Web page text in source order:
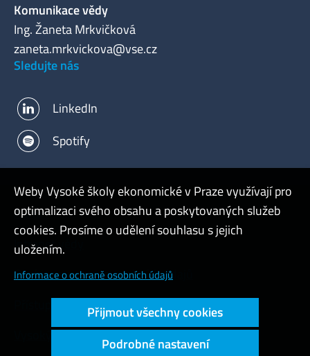
Komunikace vědy
Ing. Žaneta Mrkvičková
zaneta.mrkvickova@vse.cz
Sledujte nás
LinkedIn
Spotify
Admin
Intranet vědy
Cookies a ochrana osobních údajů
Přístupnost webu
Vysoký kontrast
Weby Vysoké školy ekonomické v Praze využívají pro
optimalizaci svého obsahu a poskytovaných služeb
cookies. Prosíme o udělení souhlasu s jejich
uložením.
Informace o ochraně osobních údajů
Přijmout všechny cookies
Podrobné nastavení